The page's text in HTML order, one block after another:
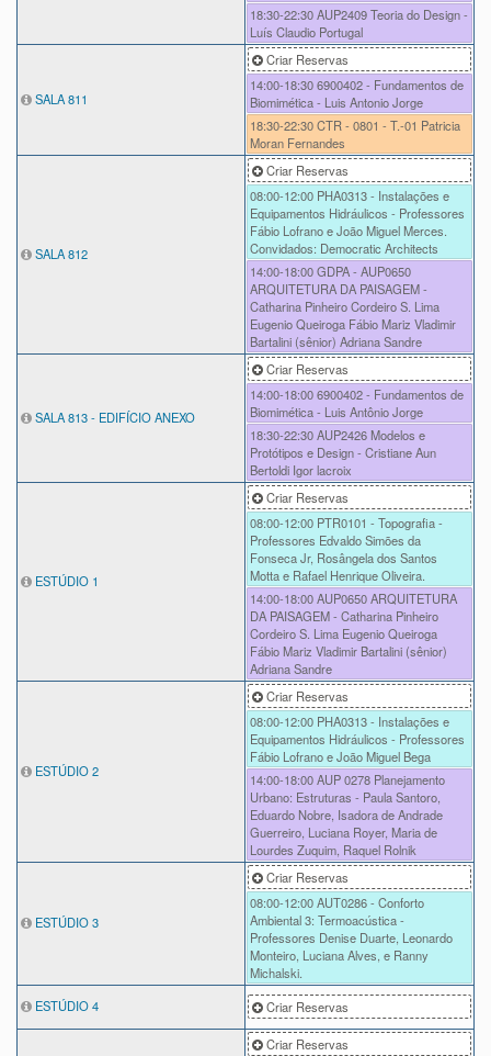
18:30-22:30AUP2409 Teoria do Design -
Luís Claudio Portugal
SALA 811
Criar Reservas
14:00-18:306900402 - Fundamentos de
Biomimética - Luis Antonio Jorge
18:30-22:30CTR - 0801 - T.-01 Patricia
Moran Fernandes
SALA 812
Criar Reservas
08:00-12:00 PHA0313 - Instalações e
Equipamentos Hidráulicos - Professores
Fábio Lofrano e João Miguel Merces.
Convidados: Democratic Architects
14:00-18:00GDPA - AUP0650
ARQUITETURA DA PAISAGEM -
Catharina Pinheiro Cordeiro S. Lima
Eugenio Queiroga Fábio Mariz Vladimir
Bartalini (sênior) Adriana Sandre
SALA 813 - EDIFÍCIO ANEXO
Criar Reservas
14:00-18:006900402 - Fundamentos de
Biomimética - Luis Antônio Jorge
18:30-22:30AUP2426 Modelos e
Protótipos e Design - Cristiane Aun
Bertoldi Igor lacroix
ESTÚDIO 1
Criar Reservas
08:00-12:00 PTR0101 - Topografia -
Professores Edvaldo Simões da
Fonseca Jr, Rosângela dos Santos
Motta e Rafael Henrique Oliveira.
14:00-18:00AUP0650 ARQUITETURA
DA PAISAGEM - Catharina Pinheiro
Cordeiro S. Lima Eugenio Queiroga
Fábio Mariz Vladimir Bartalini (sênior)
Adriana Sandre
ESTÚDIO 2
Criar Reservas
08:00-12:00 PHA0313 - Instalações e
Equipamentos Hidráulicos - Professores
Fábio Lofrano e João Miguel Bega
14:00-18:00AUP 0278 Planejamento
Urbano: Estruturas - Paula Santoro,
Eduardo Nobre, Isadora de Andrade
Guerreiro, Luciana Royer, Maria de
Lourdes Zuquim, Raquel Rolnik
ESTÚDIO 3
Criar Reservas
08:00-12:00AUT0286 - Conforto
Ambiental 3: Termoacústica -
Professores Denise Duarte, Leonardo
Monteiro, Luciana Alves, e Ranny
Michalski.
ESTÚDIO 4
Criar Reservas
Criar Reservas